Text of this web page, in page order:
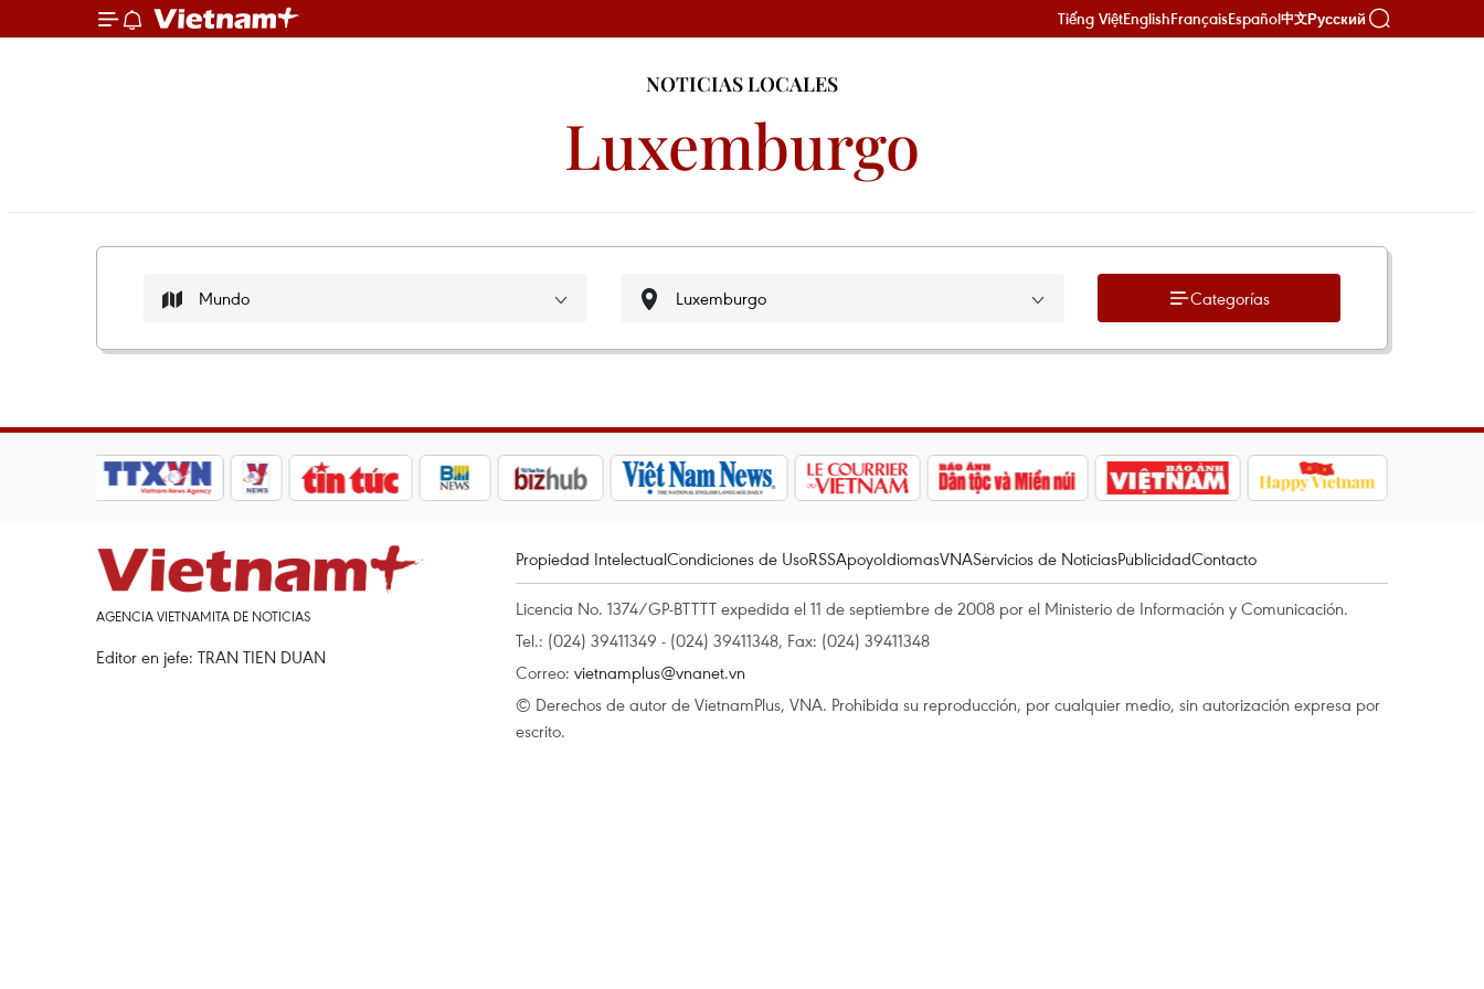
Tiếng ViệtEnglishFrançaisEspañol中文Русский
NOTICIAS LOCALES
Luxemburgo
Categorías
AGENCIA VIETNAMITA DE NOTICIAS
Editor en jefe: TRAN TIEN DUAN
Propiedad IntelectualCondiciones de UsoRSSApoyoIdiomasVNAServicios de NoticiasPublicidadContacto
Licencia No. 1374/GP-BTTTT expedida el 11 de septiembre de 2008 por el Ministerio de Información y Comunicación.
Tel.: (024) 39411349 - (024) 39411348, Fax: (024) 39411348
Correo: vietnamplus@vnanet.vn
© Derechos de autor de VietnamPlus, VNA. Prohibida su reproducción, por cualquier medio, sin autorización expresa por
escrito.